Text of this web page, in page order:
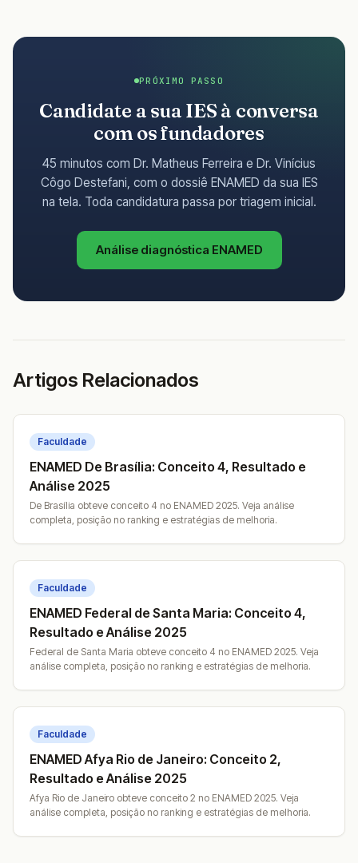
PRÓXIMO PASSO
Candidate a sua IES à conversa
com os fundadores
45 minutos com Dr. Matheus Ferreira e Dr. Vinícius
Côgo Destefani, com o dossiê ENAMED da sua IES
na tela. Toda candidatura passa por triagem inicial.
Análise diagnóstica ENAMED
Artigos Relacionados
Faculdade
ENAMED De Brasília: Conceito 4, Resultado e
Análise 2025
De Brasília obteve conceito 4 no ENAMED 2025. Veja análise
completa, posição no ranking e estratégias de melhoria.
Faculdade
ENAMED Federal de Santa Maria: Conceito 4,
Resultado e Análise 2025
Federal de Santa Maria obteve conceito 4 no ENAMED 2025. Veja
análise completa, posição no ranking e estratégias de melhoria.
Faculdade
ENAMED Afya Rio de Janeiro: Conceito 2,
Resultado e Análise 2025
Afya Rio de Janeiro obteve conceito 2 no ENAMED 2025. Veja
análise completa, posição no ranking e estratégias de melhoria.